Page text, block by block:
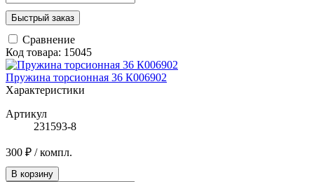
Быстрый заказ
Сравнение
Код товара: 15045
Пружина торсионная 36 К006902
Характеристики
Артикул
231593-8
300 ₽ / компл.
В корзину